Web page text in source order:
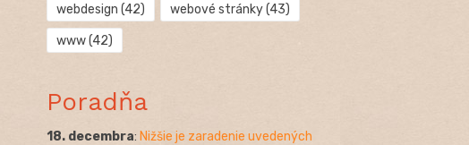
webdesign (42) webové stránky(43)
www(42)
Poradňa
18. decembra: Nižšie je zaradenie uvedených